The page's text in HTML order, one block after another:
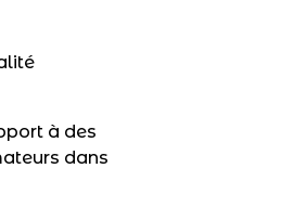
à des
dans